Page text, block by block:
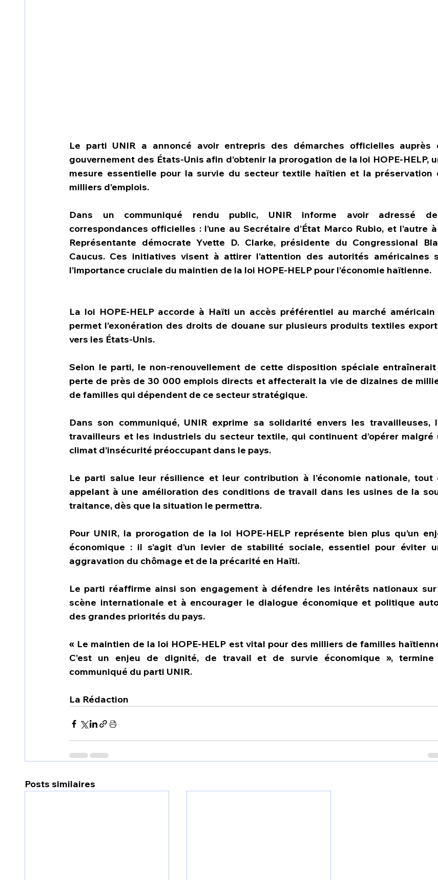
Le parti UNIR a annoncé avoir entrepris des démarches officielles auprès
gouvernement des États-Unis afin d’obtenir la prorogation de la loi HOPE-HELP,
mesure essentielle pour la survie du secteur textile haïtien et la préservation
milliers d’emplois.
Dans un communiqué rendu public, UNIR informe avoir adressé
correspondances officielles : l’une au Secrétaire d’État Marco Rubio, et l’autre
Représentante démocrate Yvette D. Clarke, présidente du Congressional
Caucus. Ces initiatives visent à attirer l’attention des autorités américaines
l’importance cruciale du maintien de la loi HOPE-HELP pour l’économie haïtienne.
La loi HOPE-HELP accorde à Haïti un accès préférentiel au marché
permet l’exonération des droits de douane sur plusieurs produits textiles
vers les États-Unis.
Selon le parti, le non-renouvellement de cette disposition spéciale
perte de près de 30 000 emplois directs et affecterait la vie de dizaines de
de familles qui dépendent de ce secteur stratégique.
Dans son communiqué, UNIR exprime sa solidarité envers les travailleuses,
travailleurs et les industriels du secteur textile, qui continuent d’opérer malgré
climat d’insécurité préoccupant dans le pays.
Le parti salue leur résilience et leur contribution à l’économie nationale, tout
appelant à une amélioration des conditions de travail dans les usines de la
traitance, dès que la situation le permettra.
Pour UNIR, la prorogation de la loi HOPE-HELP représente bien plus qu’un
économique : il s’agit d’un levier de stabilité sociale, essentiel pour éviter
aggravation du chômage et de la précarité en Haïti.
Le parti réaffirme ainsi son engagement à défendre les intérêts nationaux
scène internationale et à encourager le dialogue économique et politique
des grandes priorités du pays.
« Le maintien de la loi HOPE-HELP est vital pour des milliers de familles
C’est un enjeu de dignité, de travail et de survie économique », termine
communiqué du parti UNIR.
La Rédaction
Posts similaires